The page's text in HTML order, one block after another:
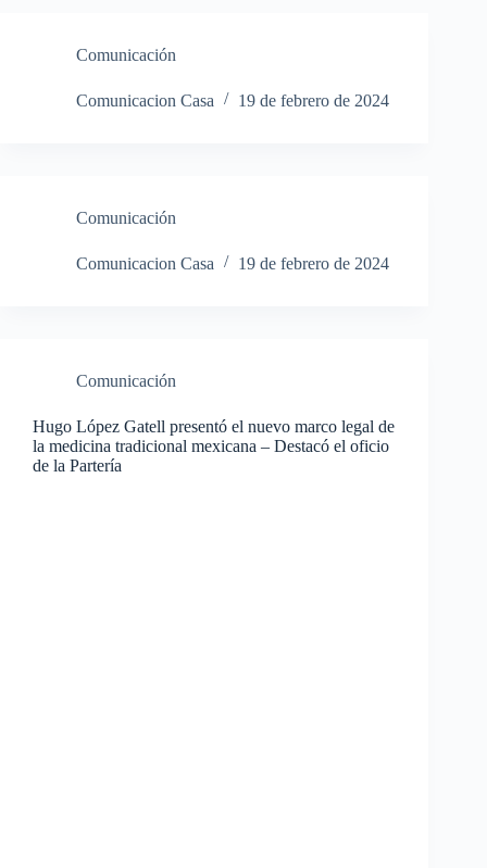
Comunicación
Comunicacion Casa 19 de febrero de 2024
Comunicación
Comunicacion Casa 19 de febrero de 2024
Comunicación
Hugo López Gatell presentó el nuevo marco legal de
la medicina tradicional mexicana – Destacó el oficio
de la Partería